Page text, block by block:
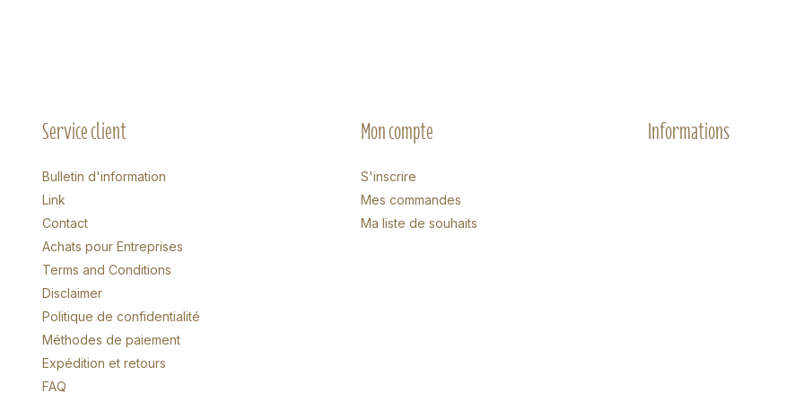
Service client
Bulletin d'information
Link
Contact
Achats pour Entreprises
Terms and Conditions
Disclaimer
Politique de confidentialité
Méthodes de paiement
Expédition et retours
FAQ
Mon compte
S'inscrire
Mes commandes
Ma liste de souhaits
Informations